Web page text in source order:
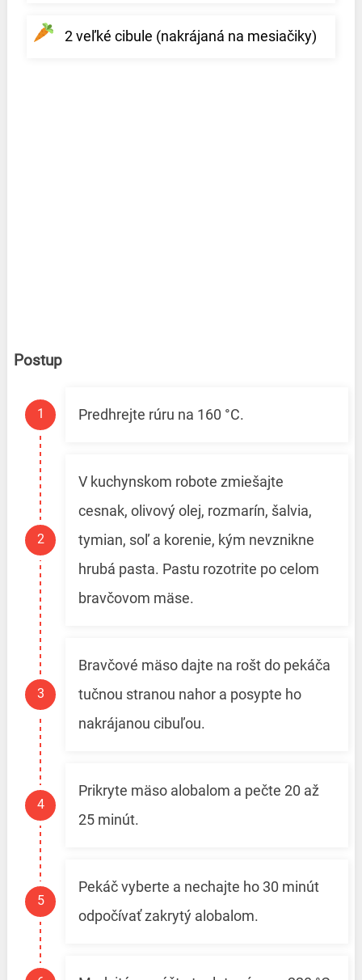
2 veľké cibule (nakrájaná na mesiačiky)
Postup
Predhrejte rúru na 160 °C.
V kuchynskom robote zmiešajte
cesnak, olivový olej, rozmarín, šalvia,
tymian, soľ a korenie, kým nevznikne
hrubá pasta. Pastu rozotrite po celom
bravčovom mäse.
Bravčové mäso dajte na rošt do pekáča
tučnou stranou nahor a posypte ho
nakrájanou cibuľou.
Prikryte mäso alobalom a pečte 20 až
25 minút.
Pekáč vyberte a nechajte ho 30 minút
odpočívať zakrytý alobalom.